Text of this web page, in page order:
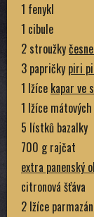
1 fenykl
1 cibule
2 stroužky
3 papričky piri
1 lžíce kapar ve
1 lžíce
5 lístků bazalky
700 g rajčat
extra panenský
citronová šťáva
2 lžíce